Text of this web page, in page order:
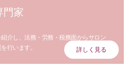
介し、法務・労務・税務面からサロン
行います。
門家
詳しく見る